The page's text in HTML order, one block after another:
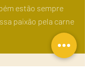
estão sempre
paixão pela carne